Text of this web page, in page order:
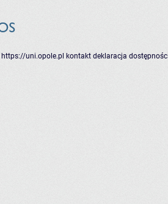
https://uni.opole.pl kontakt deklaracja